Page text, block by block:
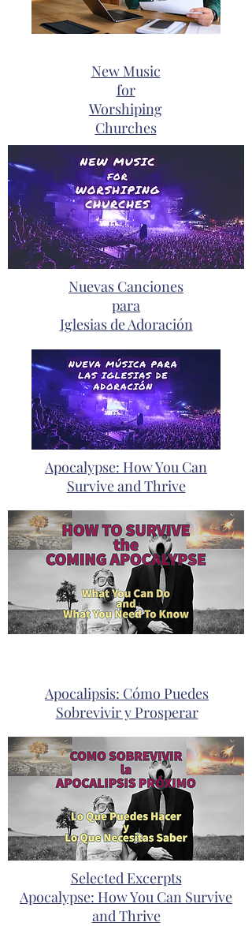
New Music
for
Worshiping
Churches
Nuevas Canciones
para
Iglesias de Adoración
Apocalypse: How You Can
Survive and Thrive
Apocalipsis: Cómo Puedes
Sobrevivir y Prosperar
Selected Excerpts
Apocalypse: How You Can Survive
and Thrive